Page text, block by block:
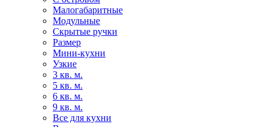
Малогабаритные
Модульные
Скрытые ручки
Размер
Мини-кухни
Узкие
3 кв. м.
5 кв. м.
6 кв. м.
9 кв. м.
Все для кухни